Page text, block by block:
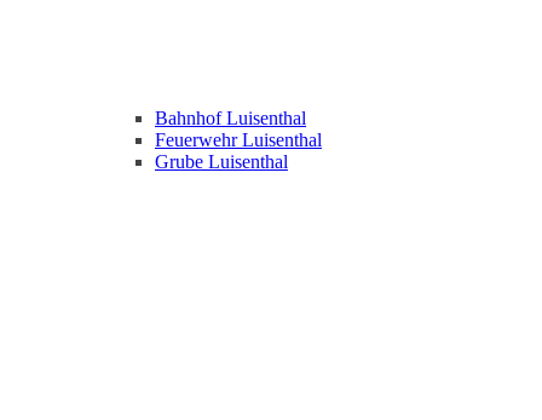
Bahnhof Luisenthal
Feuerwehr Luisenthal
Grube Luisenthal